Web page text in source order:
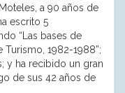
a 90 años de
escrito 5
“Las bases de
1982-1988”;
y ha recibido un gran
de sus 42 años de